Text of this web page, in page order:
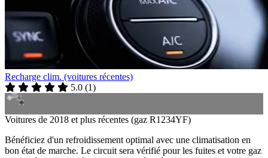
Recharge clim. (voitures récentes)
5.0 (1)
Voitures de 2018 et plus récentes (gaz R1234YF)
Bénéficiez d'un refroidissement optimal avec une climatisation en
bon état de marche. Le circuit sera vérifié pour les fuites et votre gaz